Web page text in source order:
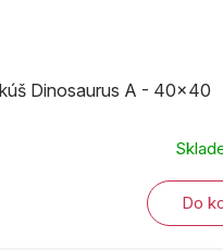
Dinosaurus A - 40x40
Do